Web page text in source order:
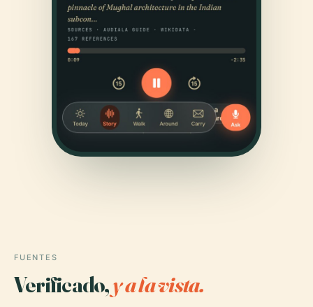
FUENTES
Verificado,y a la vista.